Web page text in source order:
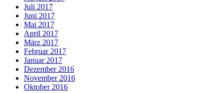
Juli 2017
Juni 2017
Mai 2017
April 2017
März 2017
Februar 2017
Januar 2017
Dezember 2016
November 2016
Oktober 2016